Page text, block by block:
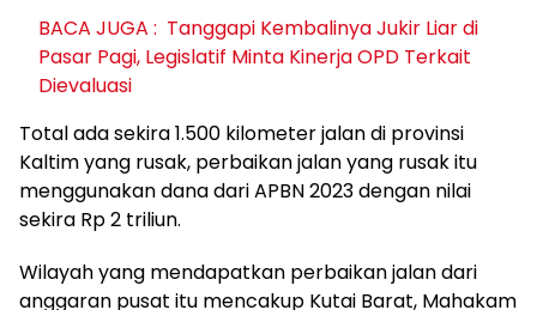
BACA JUGA : Tanggapi Kembalinya Jukir Liar di
Pasar Pagi, Legislatif Minta Kinerja OPD Terkait
Dievaluasi
Total ada sekira 1.500 kilometer jalan di provinsi
Kaltim yang rusak, perbaikan jalan yang rusak itu
menggunakan dana dari APBN 2023 dengan nilai
sekira Rp 2 triliun.
Wilayah yang mendapatkan perbaikan jalan dari
anggaran pusat itu mencakup Kutai Barat, Mahakam